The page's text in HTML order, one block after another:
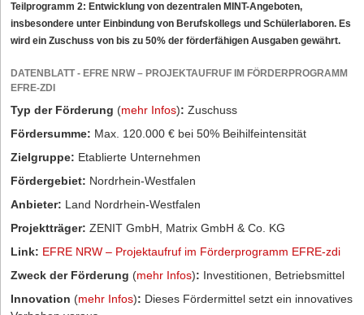
Teilprogramm 2: Entwicklung von dezentralen MINT-Angeboten,
insbesondere unter Einbindung von Berufskollegs und Schülerlaboren. Es
wird ein Zuschuss von bis zu 50% der förderfähigen Ausgaben gewährt.
DATENBLATT - EFRE NRW – PROJEKTAUFRUF IM FÖRDERPROGRAMM
EFRE-ZDI
Typ der Förderung (mehr Infos): Zuschuss
Fördersumme: Max. 120.000 € bei 50% Beihilfeintensität
Zielgruppe: Etablierte Unternehmen
Fördergebiet: Nordrhein-Westfalen
Anbieter: Land Nordrhein-Westfalen
Projektträger: ZENIT GmbH, Matrix GmbH & Co. KG
Link: EFRE NRW – Projektaufruf im Förderprogramm EFRE-zdi
Zweck der Förderung (mehr Infos): Investitionen, Betriebsmittel
Innovation (mehr Infos): Dieses Fördermittel setzt ein innovatives